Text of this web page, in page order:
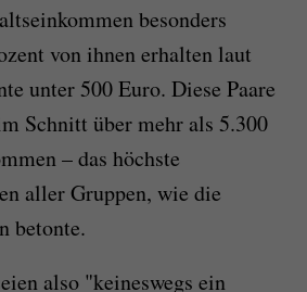
besonders
von ihnen erhalten laut
unter 500 Euro. Diese Paare
Schnitt über mehr als 5.300
– das höchste
aller Gruppen, wie die
betonte.
also "keineswegs ein